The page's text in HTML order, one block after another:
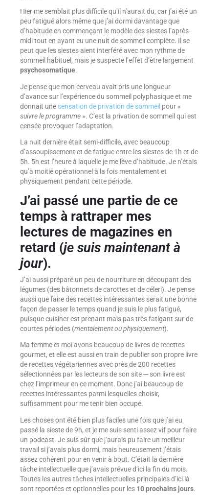
Hier me semblait plus difficile qu’il n’aurait du, car j’ai été un
peu fatigué alors même que j’ai dormi davantage que
d’habitude en commençant le modèle des siestes l’après-
midi tout en ayant eu une nuit de sommeil complète. Il se
peut que les siestes aient interféré avec mon rythme de
sommeil habituel, mais je suspecte l’effet d’être largement
psychosomatique.
Je pense que mon cerveau avait pris une longueur
d’avance sur l’expérience du sommeil polyphasique et me
donnait une sensation de privation de sommeil pour «
suivre le programme». C’est la privation de sommeil qui est
censée provoquer l’adaptation.
La nuit dernière était semi-difficile, avec beaucoup
d’assoupissement et de fatigue entre les siestes de 1h et de
5h. 5h est l’heure à laquelle je me lève d’habitude. Je n’étais
qu’à moitié opérationnel à la fois mentalement et
physiquement pendant cette période.
J’ai passé une partie de ce
temps à rattraper mes
lectures de magazines en
retard (je suis maintenant à
jour).
J’ai aussi préparé un peu de nourriture en découpant des
légumes (des bâtonnets de carottes et de céleri). Je pense
aussi que faire des recettes intéressantes serait une bonne
façon de passer le temps quand je suis le plus fatigué,
puisque cuisiner est prenant mais pas très fatigant sur de
courtes périodes (mentalement ou physiquement).
Ma femme et moi avons beaucoup de livres de recettes
gourmet, et elle est aussi en train de publier son propre livre
de recettes végétariennes avec près de 200 recettes
sélectionnées par les lecteurs de son site ─ son livre est
chez l’imprimeur en ce moment. Donc j’ai beaucoup de
recettes intéressantes parmi lesquelles choisir,
suffisamment pour me tenir bien occupé.
Les choses ont été bien plus faciles une fois que j’ai eu
passé la sieste de 9h, et je me suis senti assez vif pour faire
un podcast. Je suis sûr que j’aurais pu faire un meilleur
travail si j’avais plus dormi, mais heureusement j’étais
assez cohérent pour en venir à bout. C’était la dernière
tâche intellectuelle que j’avais prévue d’ici la fin du mois.
Toutes les autres tâches intellectuelles principales d’ici là
sont reportées et optionnelles pour les 10 prochains jours.